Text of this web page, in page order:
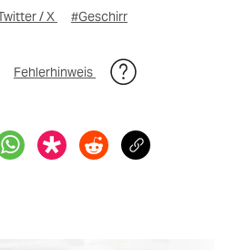
/ X #Geschirr
Fehlerhinweis